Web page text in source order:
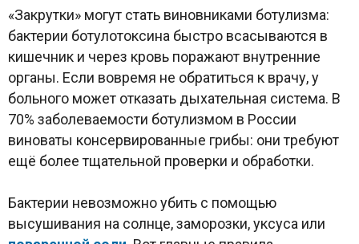
«Закрутки» могут стать виновниками ботулизма:
бактерии ботулотоксина быстро всасываются в
кишечник и через кровь поражают внутренние
органы. Если вовремя не обратиться к врачу, у
больного может отказать дыхательная система. В
70% заболеваемости ботулизмом в России
виноваты консервированные грибы: они требуют
ещё более тщательной проверки и обработки.
Бактерии невозможно убить с помощью
высушивания на солнце, заморозки, уксуса или